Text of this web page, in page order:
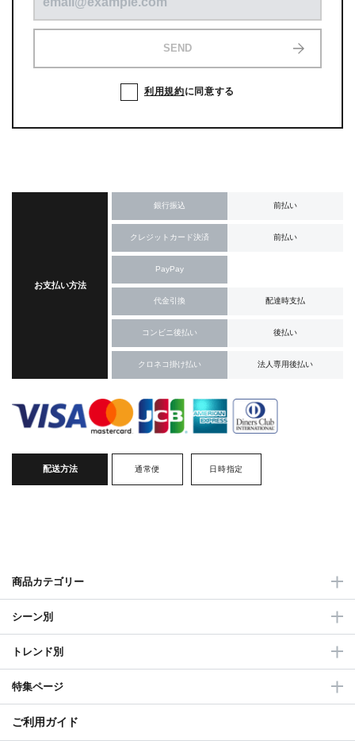
SEND
利用規約に同意する
お支払い方法
銀行振込 前払い
クレジットカード決済 前払い
PayPay
代金引換 配達時支払
コンビニ後払い 後払い
クロネコ掛け払い 法人専用後払い
配送方法 通常便 日時指定
商品カテゴリー
シーン別
トレンド別
特集ページ
ご利用ガイド